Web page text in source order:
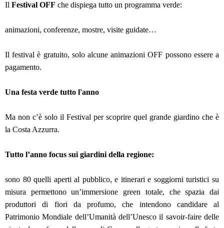
Il Festival OFF che dispiega tutto un programma verde:
animazioni, conferenze, mostre, visite guidate…
Il festival è gratuito, solo alcune animazioni OFF possono essere a
pagamento.
Una festa verde tutto l'anno
Ma non c’è solo il Festival per scoprire quel grande giardino che è
la Costa Azzurra.
Tutto l’anno focus sui giardini della regione:
sono 80 quelli aperti al pubblico, e itinerari e soggiorni turistici su
misura permettono un’immersione green totale, che spazia dai
produttori di fiori da profumo, che intendono candidare al
Patrimonio Mondiale dell’Umanità dell’Unesco il savoir-faire delle